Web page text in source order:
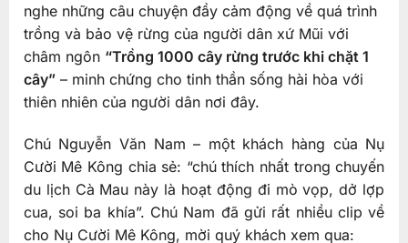
nghe những câu chuyện đầy cảm động về quá trình
trồng và bảo vệ rừng của người dân xứ Mũi với
châm ngôn “Trồng 1000 cây rừng trước khi chặt 1
cây”– minh chứng cho tinh thần sống hài hòa với
thiên nhiên của người dân nơi đây.
Chú Nguyễn Văn Nam – một khách hàng của Nụ
Cười Mê Kông chia sẻ: “chú thích nhất trong chuyến
du lịch Cà Mau này là hoạt động đi mò vọp, dở lợp
cua, soi ba khía”. Chú Nam đã gửi rất nhiều clip về
cho Nụ Cười Mê Kông, mời quý khách xem qua: